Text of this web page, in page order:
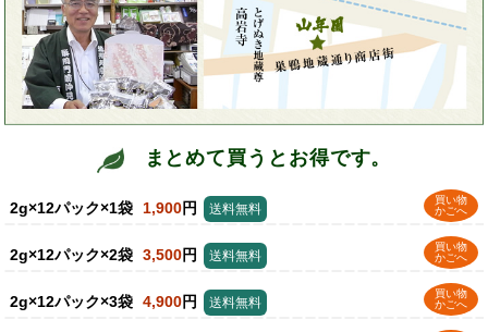
まとめて買うとお得です。
2g×12パック×1袋 1,900円
買い物
かごへ
送料無料
2g×12パック×2袋 3,500円
買い物
かごへ
送料無料
2g×12パック×3袋 4,900円
買い物
かごへ
送料無料